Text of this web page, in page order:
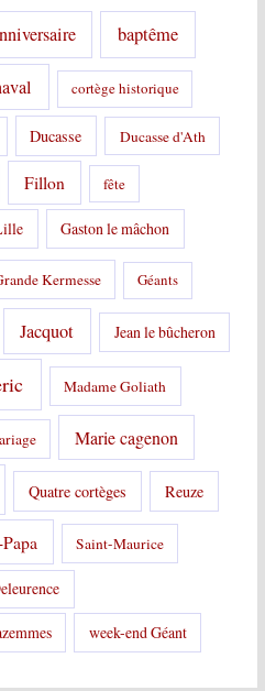
baptême
cortège historique
Ducasse Ducasse d'Ath
Fillon fête
Gaston le mâchon
Kermesse Géants
Jacquot Jean le bûcheron
Madame Goliath
Marie cagenon
Quatre cortèges Reuze
Saint-Maurice
week-end Géant